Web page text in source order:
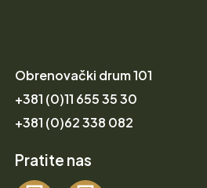
Obrenovački drum 101
+381 (0)11 655 35 30
+381 (0)62 338 082
Pratite nas